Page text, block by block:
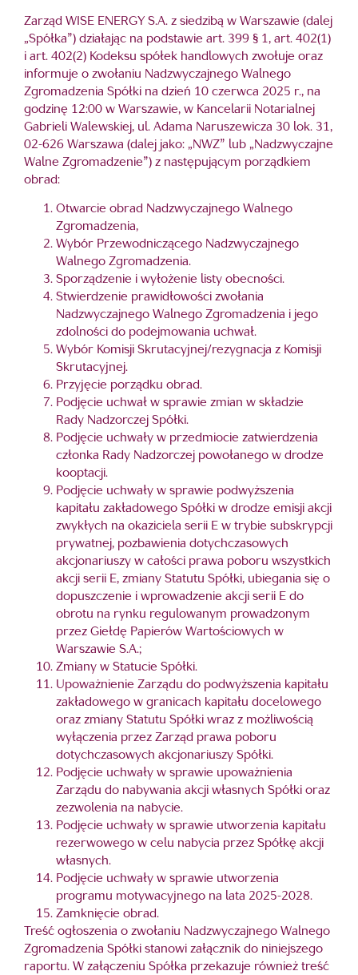
Zarząd WISE ENERGY S.A. z siedzibą w Warszawie (dalej
„Spółka”) działając na podstawie art. 399 § 1, art. 402(1)
i art. 402(2) Kodeksu spółek handlowych zwołuje oraz
informuje o zwołaniu Nadzwyczajnego Walnego
Zgromadzenia Spółki na dzień 10 czerwca 2025 r., na
godzinę 12:00 w Warszawie, w Kancelarii Notarialnej
Gabrieli Walewskiej, ul. Adama Naruszewicza 30 lok. 31,
02-626 Warszawa (dalej jako: „NWZ” lub „Nadzwyczajne
Walne Zgromadzenie”) z następującym porządkiem
obrad:
Otwarcie obrad Nadzwyczajnego Walnego
Zgromadzenia,
Wybór Przewodniczącego Nadzwyczajnego
Walnego Zgromadzenia.
Sporządzenie i wyłożenie listy obecności.
Stwierdzenie prawidłowości zwołania
Nadzwyczajnego Walnego Zgromadzenia i jego
zdolności do podejmowania uchwał.
Wybór Komisji Skrutacyjnej/rezygnacja z Komisji
Skrutacyjnej.
Przyjęcie porządku obrad.
Podjęcie uchwał w sprawie zmian w składzie
Rady Nadzorczej Spółki.
Podjęcie uchwały w przedmiocie zatwierdzenia
członka Rady Nadzorczej powołanego w drodze
kooptacji.
Podjęcie uchwały w sprawie podwyższenia
kapitału zakładowego Spółki w drodze emisji akcji
zwykłych na okaziciela serii E w trybie subskrypcji
prywatnej, pozbawienia dotychczasowych
akcjonariuszy w całości prawa poboru wszystkich
akcji serii E, zmiany Statutu Spółki, ubiegania się o
dopuszczenie i wprowadzenie akcji serii E do
obrotu na rynku regulowanym prowadzonym
przez Giełdę Papierów Wartościowych w
Warszawie S.A.;
Zmiany w Statucie Spółki.
Upoważnienie Zarządu do podwyższenia kapitału
zakładowego w granicach kapitału docelowego
oraz zmiany Statutu Spółki wraz z możliwością
wyłączenia przez Zarząd prawa poboru
dotychczasowych akcjonariuszy Spółki.
Podjęcie uchwały w sprawie upoważnienia
Zarządu do nabywania akcji własnych Spółki oraz
zezwolenia na nabycie.
Podjęcie uchwały w sprawie utworzenia kapitału
rezerwowego w celu nabycia przez Spółkę akcji
własnych.
Podjęcie uchwały w sprawie utworzenia
programu motywacyjnego na lata 2025-2028.
Zamknięcie obrad.
Treść ogłoszenia o zwołaniu Nadzwyczajnego Walnego
Zgromadzenia Spółki stanowi załącznik do niniejszego
raportu. W załączeniu Spółka przekazuje również treść